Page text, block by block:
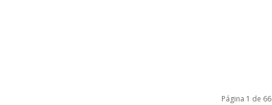
Página 1 de 66